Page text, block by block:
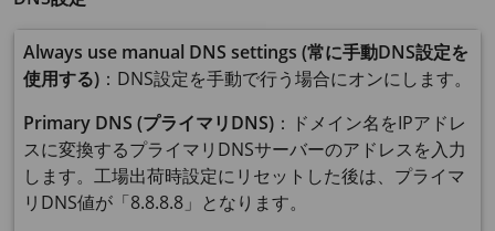
Always use manual DNS settings (常に手動DNS設定を
使用する) ：DNS設定を手動で行う場合にオンにします。
Primary DNS (プライマリDNS) ：ドメイン名をIPアドレ
スに変換するプライマリDNSサーバーのアドレスを入力
します。工場出荷時設定にリセットした後は、プライマ
リDNS値が「8.8.8.8」となります。